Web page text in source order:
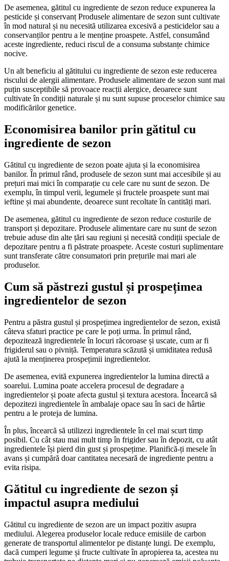
De asemenea, gătitul cu ingrediente de sezon reduce expunerea la
pesticide și conservanț Produsele alimentare de sezon sunt cultivate
în mod natural și nu necesită utilizarea excesivă a pesticidelor sau a
conservanților pentru a le menține proaspete. Astfel, consumând
aceste ingrediente, reduci riscul de a consuma substanțe chimice
nocive.
Un alt beneficiu al gătitului cu ingrediente de sezon este reducerea
riscului de alergii alimentare. Produsele alimentare de sezon sunt mai
puțin susceptibile să provoace reacții alergice, deoarece sunt
cultivate în condiții naturale și nu sunt supuse proceselor chimice sau
modificărilor genetice.
Economisirea banilor prin gătitul cu
ingrediente de sezon
Gătitul cu ingrediente de sezon poate ajuta și la economisirea
banilor. În primul rând, produsele de sezon sunt mai accesibile și au
prețuri mai mici în comparație cu cele care nu sunt de sezon. De
exemplu, în timpul verii, legumele și fructele proaspete sunt mai
ieftine și mai abundente, deoarece sunt recoltate în cantități mari.
De asemenea, gătitul cu ingrediente de sezon reduce costurile de
transport și depozitare. Produsele alimentare care nu sunt de sezon
trebuie aduse din alte țări sau regiuni și necesită condiții speciale de
depozitare pentru a fi păstrate proaspete. Aceste costuri suplimentare
sunt transferate către consumatori prin prețurile mai mari ale
produselor.
Cum să păstrezi gustul și prospețimea
ingredientelor de sezon
Pentru a păstra gustul și prospețimea ingredientelor de sezon, există
câteva sfaturi practice pe care le poți urma. În primul rând,
depozitează ingredientele în locuri răcoroase și uscate, cum ar fi
frigiderul sau o pivniță. Temperatura scăzută și umiditatea redusă
ajută la menținerea prospețimii ingredientelor.
De asemenea, evită expunerea ingredientelor la lumina directă a
soarelui. Lumina poate accelera procesul de degradare a
ingredientelor și poate afecta gustul și textura acestora. Încearcă să
depozitezi ingredientele în ambalaje opace sau în saci de hârtie
pentru a le proteja de lumina.
În plus, încearcă să utilizezi ingredientele în cel mai scurt timp
posibil. Cu cât stau mai mult timp în frigider sau în depozit, cu atât
ingredientele își pierd din gust și prospețime. Planifică-ți mesele în
avans și cumpără doar cantitatea necesară de ingrediente pentru a
evita risipa.
Gătitul cu ingrediente de sezon și
impactul asupra mediului
Gătitul cu ingrediente de sezon are un impact pozitiv asupra
mediului. Alegerea produselor locale reduce emisiile de carbon
generate de transportul alimentelor pe distanțe lungi. De exemplu,
dacă cumperi legume și fructe cultivate în apropierea ta, acestea nu